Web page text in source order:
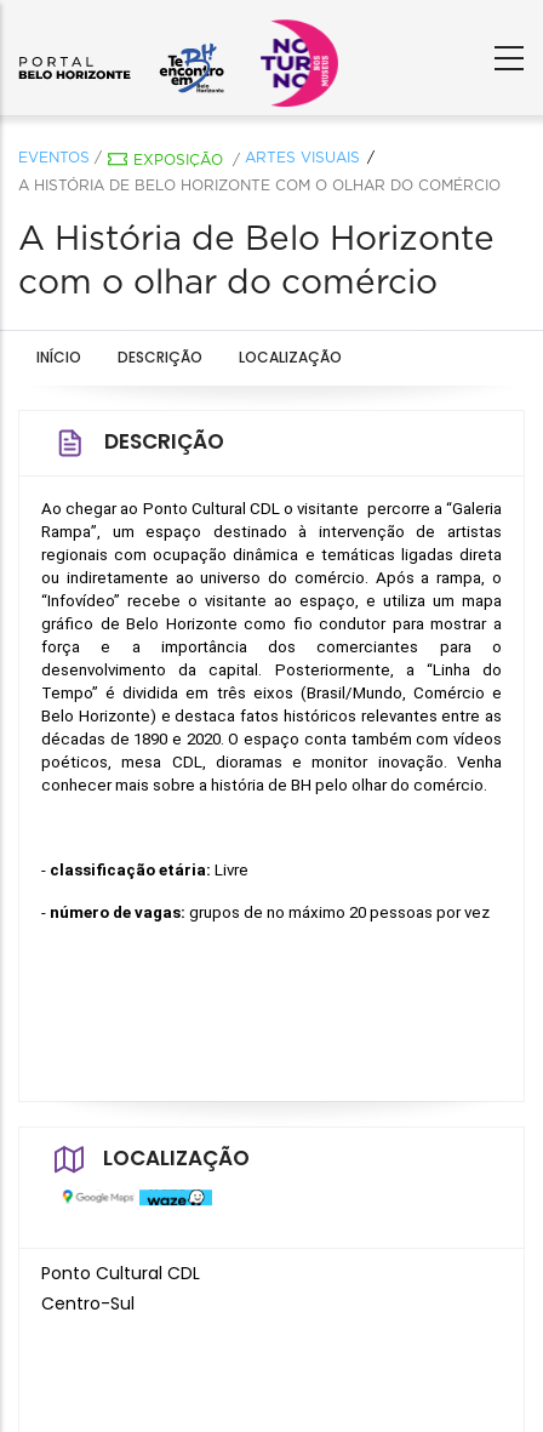
EVENTOS / EXPOSIÇÃO / ARTES VISUAIS
A HISTÓRIA DE BELO HORIZONTE COM O OLHAR DO COMÉRCIO
A História de Belo Horizonte
com o olhar do comércio
INÍCIO DESCRIÇÃO LOCALIZAÇÃO
DESCRIÇÃO
Ao chegar ao Ponto Cultural CDL o visitante  percorre a “Galeria
Rampa”, um espaço destinado à intervenção de artistas
regionais com ocupação dinâmica e temáticas ligadas direta
ou indiretamente ao universo do comércio. Após a rampa, o
“Infovídeo” recebe o visitante ao espaço, e utiliza um mapa
gráfico de Belo Horizonte como fio condutor para mostrar a
força e a importância dos comerciantes para o
desenvolvimento da capital. Posteriormente, a “Linha do
Tempo” é dividida em três eixos (Brasil/Mundo, Comércio e
Belo Horizonte) e destaca fatos históricos relevantes entre as
décadas de 1890 e 2020. O espaço conta também com vídeos
poéticos, mesa CDL, dioramas e monitor inovação. Venha
conhecer mais sobre a história de BH pelo olhar do comércio.
- classificação etária: Livre
- número de vagas: grupos de no máximo 20 pessoas por vez
LOCALIZAÇÃO
Ponto Cultural CDL
Centro-Sul